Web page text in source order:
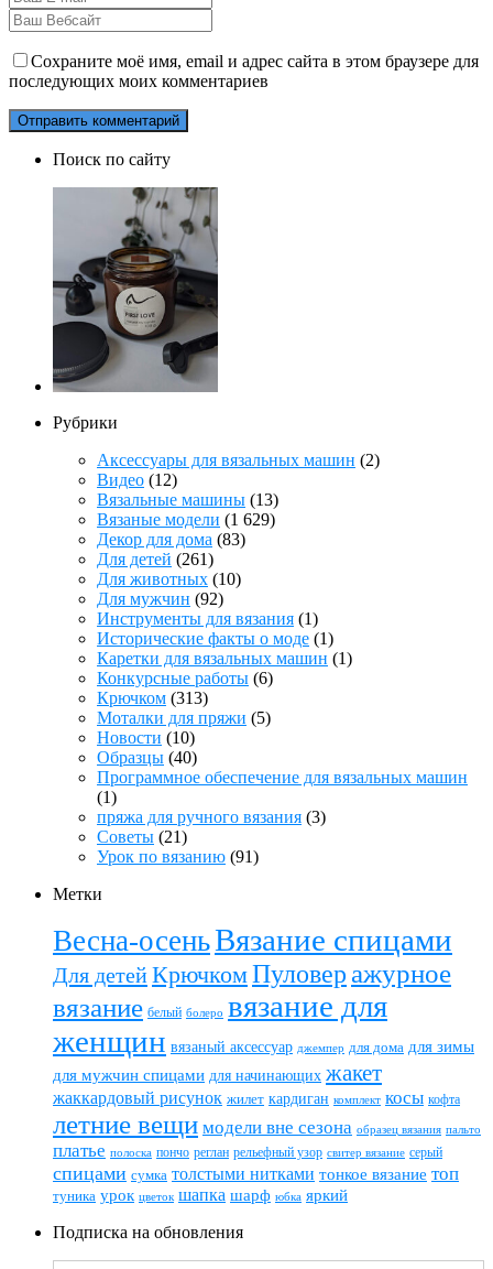
Сохраните моё имя, email и адрес сайта в этом браузере для
последующих моих комментариев
Поиск по сайту
Рубрики
Аксессуары для вязальных машин (2)
Видео (12)
Вязальные машины (13)
Вязаные модели (1 629)
Декор для дома (83)
Для детей (261)
Для животных (10)
Для мужчин (92)
Инструменты для вязания (1)
Исторические факты о моде (1)
Каретки для вязальных машин (1)
Конкурсные работы (6)
Крючком (313)
Моталки для пряжи (5)
Новости (10)
Образцы (40)
Программное обеспечение для вязальных машин
(1)
пряжа для ручного вязания (3)
Советы (21)
Урок по вязанию (91)
Метки
Весна-осеньВязание спицами
Для детейКрючкомПуловер ажурное
вязание белый болеро вязание для
женщин вязаный аксессуар джемпер для дома для зимы
для мужчин спицами для начинающих жакет
жаккардовый рисунок жилет кардиган комплект косы кофта
летние вещи модели вне сезона образец вязания пальто
платье полоска пончо реглан рельефный узор свитер вязание серый
спицами сумка толстыми нитками тонкое вязание топ
туника урок цветок шапка шарф юбка яркий
Подписка на обновления